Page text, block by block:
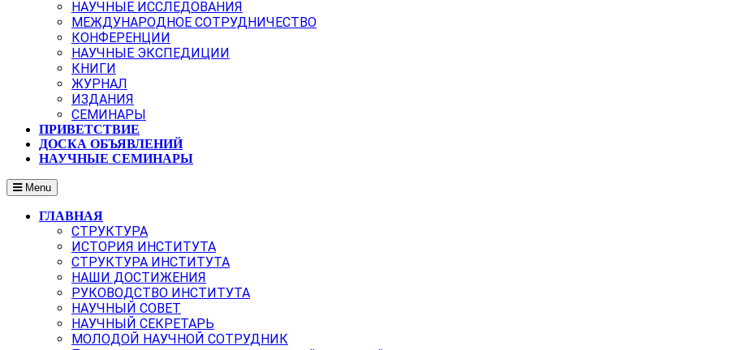
НАУЧНЫЕ ИССЛЕДОВАНИЯ
МЕЖДУНАРОДНОЕ СОТРУДНИЧЕСТВО
КОНФЕРЕНЦИИ
НАУЧНЫЕ ЭКСПЕДИЦИИ
КНИГИ
ЖУРНАЛ
ИЗДАНИЯ
СЕМИНАРЫ
ПРИВЕТСТВИЕ
ДОСКА ОБЪЯВЛЕНИЙ
НАУЧНЫЕ СЕМИНАРЫ
Menu
ГЛАВНАЯ
СТРУКТУРА
ИСТОРИЯ ИНСТИТУТА
СТРУКТУРА ИНСТИТУТА
НАШИ ДОСТИЖЕНИЯ
РУКОВОДСТВО ИНСТИТУТА
НАУЧНЫЙ СОВЕТ
НАУЧНЫЙ СЕКРЕТАРЬ
МОЛОДОЙ НАУЧНОЙ СОТРУДНИК